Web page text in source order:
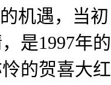
机遇，当
是1997年
的贺喜大